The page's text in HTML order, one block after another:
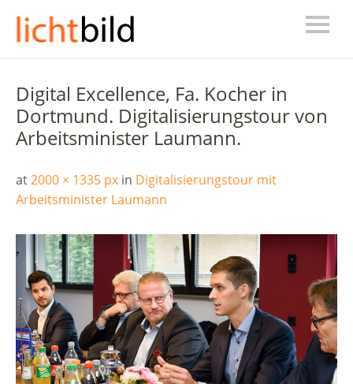
Digital Excellence, Fa. Kocher in
Dortmund. Digitalisierungstour von
Arbeitsminister Laumann.
at2000 × 1335 px in Digitalisierungstour mit
Arbeitsminister Laumann